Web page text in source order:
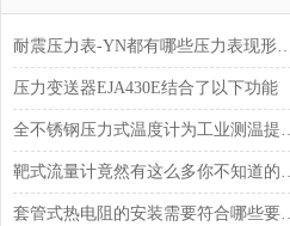
耐震压力表-YN都有哪些
压力变送器EJA430E结合了以下功能
全不锈钢压力式温度计
靶式流量计竟然
套管式热电阻的